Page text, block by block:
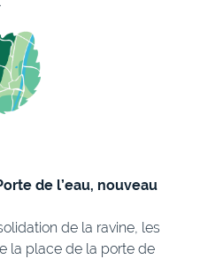
de l’eau, nouveau
de la ravine, les
la place de la porte de